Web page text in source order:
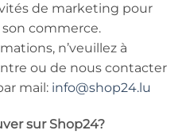
de marketing pour
commerce.
n’veuillez à
ou de nous contacter
mail: info@shop24.lu
sur Shop24?